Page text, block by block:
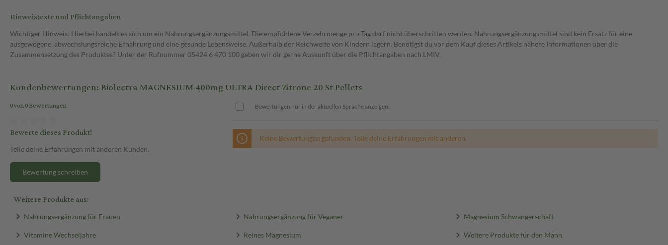
Hinweistexte und Pflichtangaben
Wichtiger Hinweis: Hierbei handelt es sich um ein Nahrungsergänzungsmittel. Die empfohlene Verzehrmenge pro Tag darf nicht überschritten werden. Nahrungsergänzungsmittel sind kein Ersatz für eine
ausgewogene, abwechslungsreiche Ernährung und eine gesunde Lebensweise. Außerhalb der Reichweite von Kindern lagern. Benötigst du vor dem Kauf dieses Artikels nähere Informationen über die
Zusammensetzung des Produktes? Unter der Rufnummer 05424 6 470 100 geben wir dir gerne Auskunft über die Pflichtangaben nach LMIV.
Kundenbewertungen: Biolectra MAGNESIUM 400mg ULTRA Direct Zitrone 20 St Pellets
0 von 0 Bewertungen
Bewerte dieses Produkt!
Teile deine Erfahrungen mit anderen Kunden.
Bewertung schreiben
Bewertungen nur in der aktuellen Sprache anzeigen.
Keine Bewertungen gefunden. Teile deine Erfahrungen mit anderen.
Weitere Produkte aus:
Nahrungsergänzung für Frauen Nahrungsergänzung für Veganer Magnesium Schwangerschaft
Vitamine Wechseljahre Reines Magnesium Weitere Produkte für den Mann